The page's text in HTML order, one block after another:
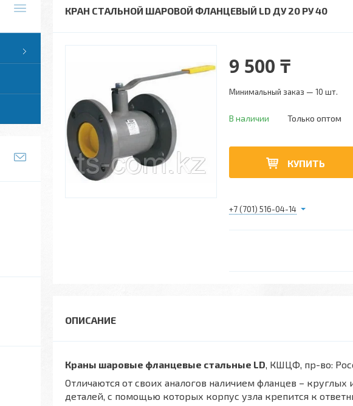
КРАН СТАЛЬНОЙ ШАРОВОЙ ФЛАНЦЕВЫЙ LD ДУ 20 РУ 40
9 500 ₸
Минимальный заказ — 10 шт.
В наличии Только оптом
КУПИТЬ
+7 (701) 516-04-14
Краны шаровые фланцевые стальные LD, КШЦФ, пр-во:
Отличаются от своих аналогов наличием фланцев –
деталей, с помощью которых корпус узла крепится к